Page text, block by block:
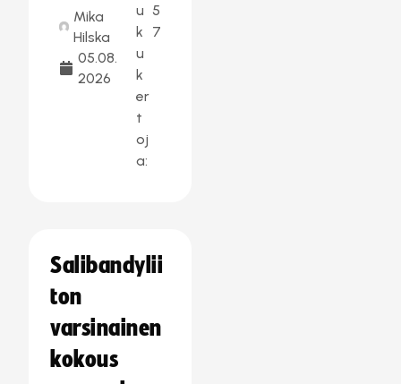
Mika
Hilska
05.08.
2026
u
k
u
k
er
t
oj
a:
5
7
Salibandylii
ton
varsinainen
kokous